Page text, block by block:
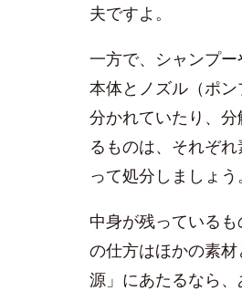
夫ですよ。
一方で、シャンプ
本体とノズル（ポ
分かれていたり、
るものは、それぞ
って処分しましょう
中身が残っている
の仕方はほかの素
源」にあたるなら